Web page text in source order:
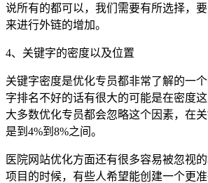
说所有的都可以，我们需要有所选择，
来进行外链的增加。
4、关键字的密度以及位置
关键字密度是优化专员都非常了解的一
字排名不好的话有很大的可能是在密度
大多数优化专员都会忽略这个因素，在
是到4%到8%之间。
医院网站优化方面还有很多容易被忽视
项目的时候，有些人希望能创建一个更